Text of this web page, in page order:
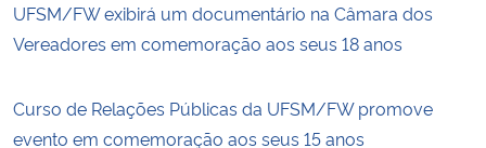
UFSM/FW exibirá um documentário na Câmara dos
Vereadores em comemoração aos seus 18 anos
Curso de Relações Públicas da UFSM/FW promove
evento em comemoração aos seus 15 anos